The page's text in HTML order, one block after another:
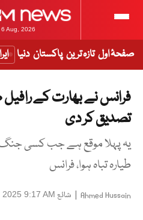
6 Aug, 2026
صفحۂ اول تازہ ترین پاکستان دنیا
فرانس نے بھارت کے
تصدیق کر دی
یہ پہلا موقع ہے جب کسی جنگ
طیارہ تباہ ہوا، فرانس
Ahmed Hussain
| شائع 2025 9:17 AM